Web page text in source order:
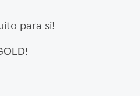
para si!